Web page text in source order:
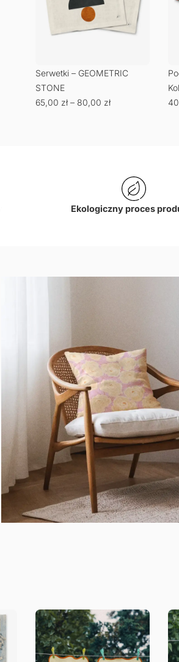
Serwetki – GEOMETRIC
STONE
65,00 zł – 80,00 zł
Ekologiczny proces